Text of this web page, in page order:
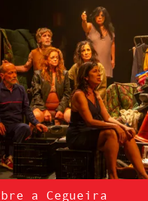
a Cegueira